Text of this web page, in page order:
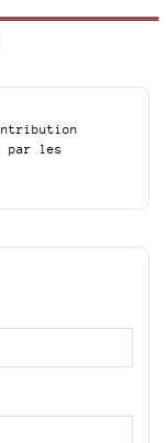
par les